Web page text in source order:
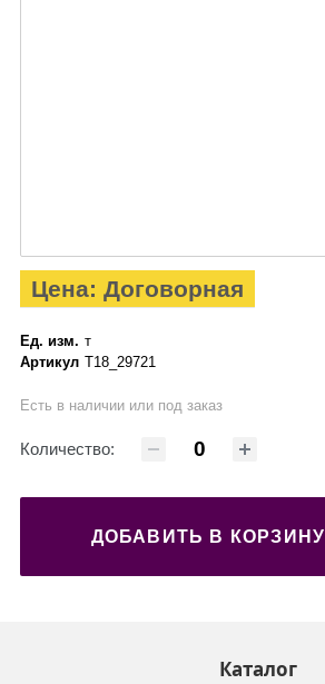
Цена: Договорная
Ед. изм. т
Артикул Т18_29721
Есть в наличии или под заказ
Количество:
ДОБАВИТЬ В КОРЗИНУ
Каталог